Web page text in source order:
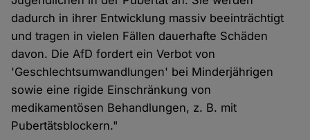
dadurch in ihrer Entwicklung massiv beeinträchtigt
und tragen in vielen Fällen dauerhafte Schäden
davon. Die AfD fordert ein Verbot von
'Geschlechtsumwandlungen' bei Minderjährigen
sowie eine rigide Einschränkung von
medikamentösen Behandlungen, z. B. mit
Pubertätsblockern."